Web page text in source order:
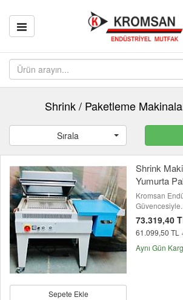
Shrink / Paketleme
Sırala
Sepete Ekle
Shrink
Yumurta
Kromsan
73.319,40
61.099,50 TL
Aynı Gün